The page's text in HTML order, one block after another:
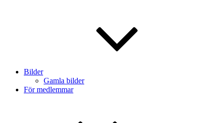
Bilder
Gamla bilder
För medlemmar